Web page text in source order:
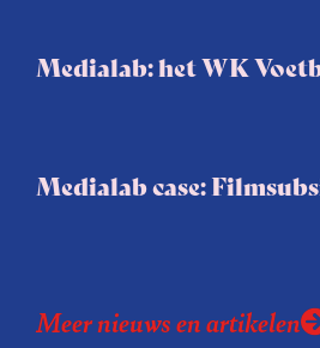
Medialab: het WK
Medialab case:
Meer nieuws en artikelen